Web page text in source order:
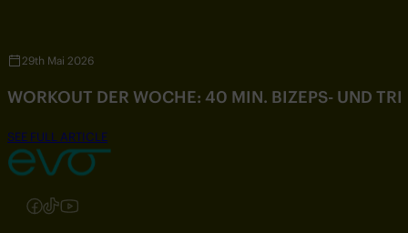
29th Mai 2026
WORKOUT DER WOCHE: 40 MIN. BIZEPS- UND
SEE FULL ARTICLE
Folgen Sie uns auf Instagram
Folgen Sie uns auf Facebook
Folgen Sie uns auf TikTok
Folgen Sie uns auf YouTube